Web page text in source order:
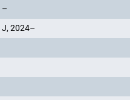
J, 2024–